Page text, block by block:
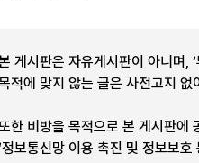
게시판은 자유게시판이 아니며,
적에 맞지 않는 글은 사전고지
한 비방을 목적으로 본 게시판에
정보통신망 이용 촉진 및 정보보